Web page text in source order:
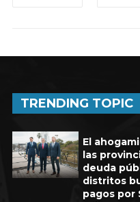
TRENDING TOPIC
El
las
deuda
distritos
pagos por